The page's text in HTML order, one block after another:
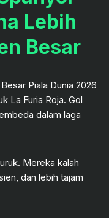
Lebih
Besar
Piala Dunia 2026
La Furia Roja. Gol
dalam laga
Mereka kalah
dan lebih tajam